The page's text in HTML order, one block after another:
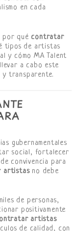
en cada
por qué contratar
tipos de artistas
y cómo MA Talent
a cabo este
transparente.
gubernamentales
social, fortalecer
convivencia para
artistasno debe
de personas,
positivamente
artistas
de calidad, con